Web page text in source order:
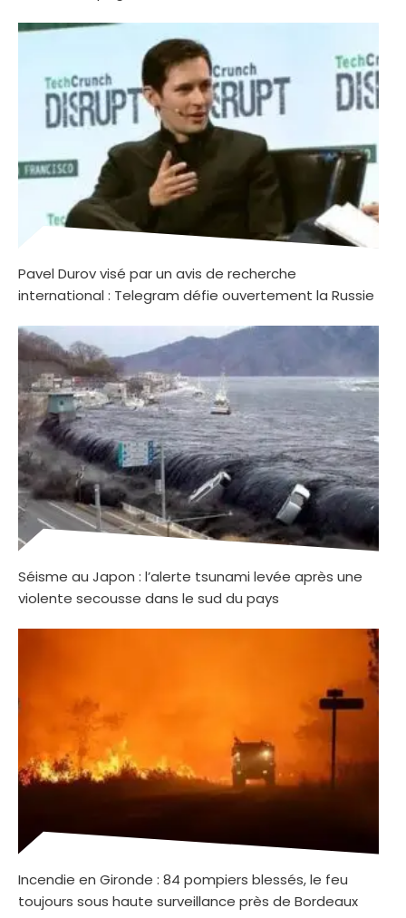
Pavel Durov visé par un avis de recherche
international : Telegram défie ouvertement la Russie
Séisme au Japon : l’alerte tsunami levée après une
violente secousse dans le sud du pays
Incendie en Gironde : 84 pompiers blessés, le feu
toujours sous haute surveillance près de Bordeaux